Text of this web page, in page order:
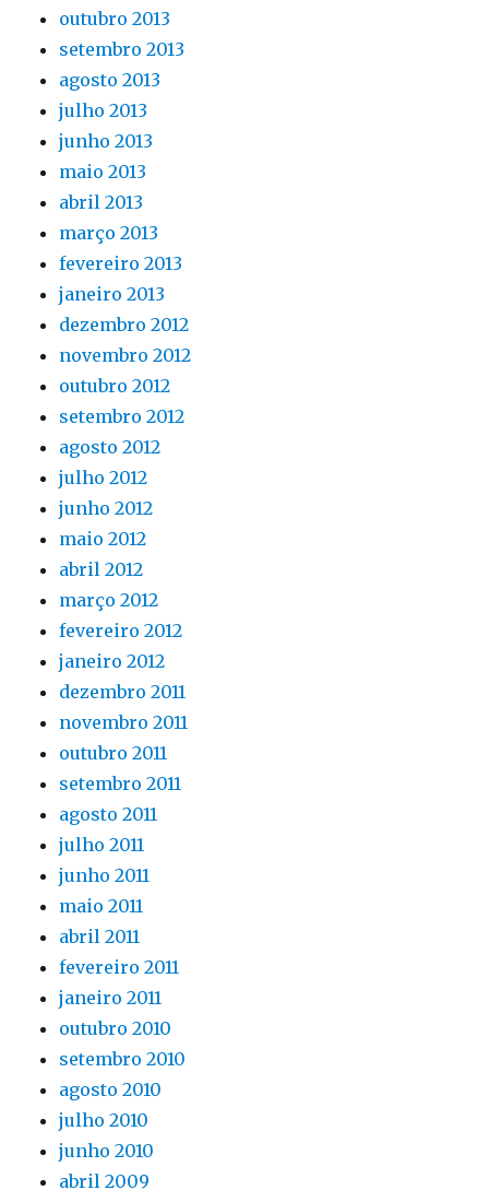
outubro 2013
setembro 2013
agosto 2013
julho 2013
junho 2013
maio 2013
abril 2013
março 2013
fevereiro 2013
janeiro 2013
dezembro 2012
novembro 2012
outubro 2012
setembro 2012
agosto 2012
julho 2012
junho 2012
maio 2012
abril 2012
março 2012
fevereiro 2012
janeiro 2012
dezembro 2011
novembro 2011
outubro 2011
setembro 2011
agosto 2011
julho 2011
junho 2011
maio 2011
abril 2011
fevereiro 2011
janeiro 2011
outubro 2010
setembro 2010
agosto 2010
julho 2010
junho 2010
abril 2009